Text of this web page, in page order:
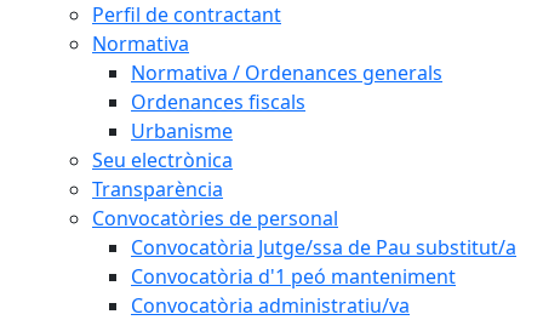
Perfil de contractant
Normativa
Normativa / Ordenances generals
Ordenances fiscals
Urbanisme
Seu electrònica
Transparència
Convocatòries de personal
Convocatòria Jutge/ssa de Pau substitut/a
Convocatòria d'1 peó manteniment
Convocatòria administratiu/va